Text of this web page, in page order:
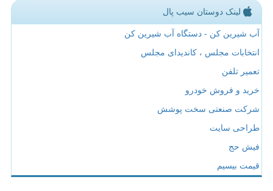
لینک دوستان سیب پال
آب شیرین کن - دستگاه آب شیرین کن
انتخابات مجلس ، کاندیدای مجلس
تعمیر تلفن
خرید و فروش خودرو
شرکت صنعتی سخت پوشش
طراحی سایت
فیش حج
قیمت بیسیم